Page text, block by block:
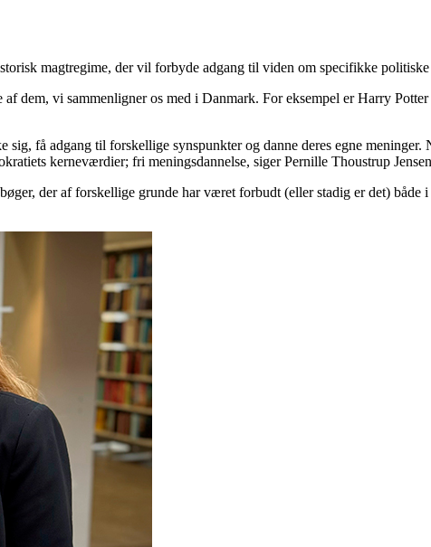
magtregime, der vil forbyde adgang til viden om specifikke
dem, vi sammenligner os med i Danmark. For eksempel er Harry
få adgang til forskellige synspunkter og danne deres egne
kerneværdier; fri meningsdannelse, siger Pernille Thoustrup
der af forskellige grunde har været forbudt (eller stadig er det) både